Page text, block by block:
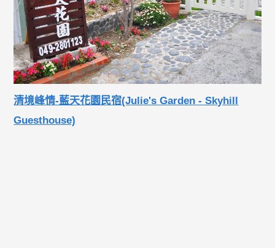
清境峰情-藍天花園民宿(Julie's Garden - Skyhill
Guesthouse)